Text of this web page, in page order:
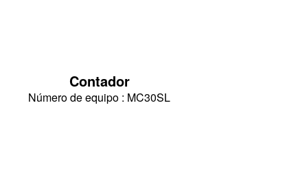
Contador
Número de equipo : MC30SL